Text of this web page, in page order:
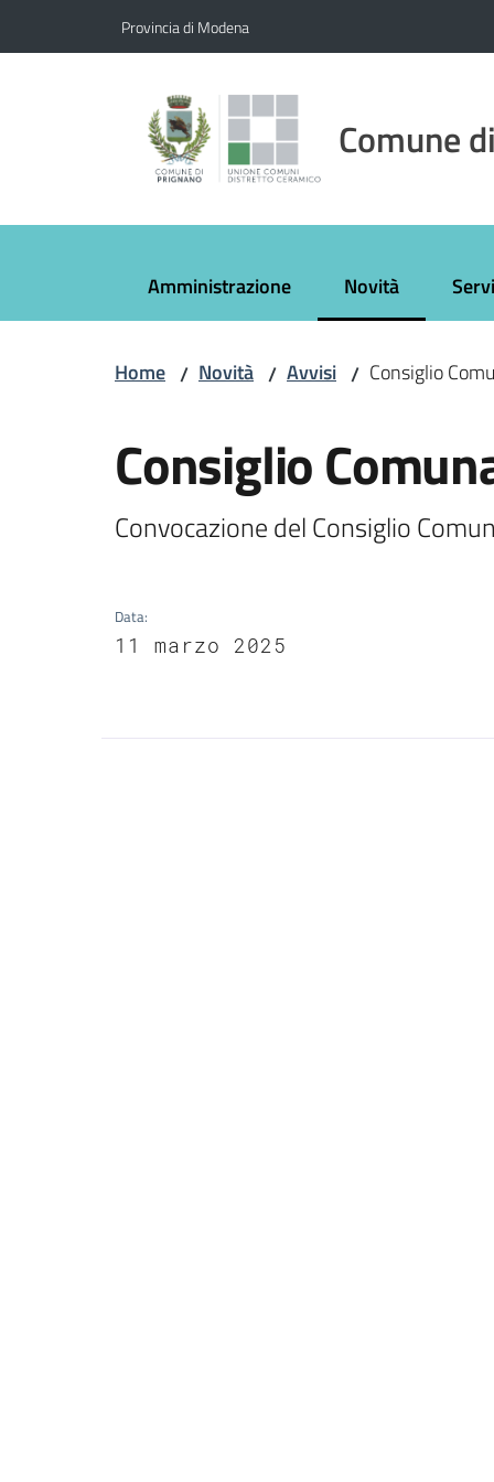
Provincia di Modena
Comune
Amministrazione Novità
Menu selezionato
Home / Novità / Avvisi / Consiglio
Consiglio
Convocazione del Consiglio
Data:
11 marzo 2025